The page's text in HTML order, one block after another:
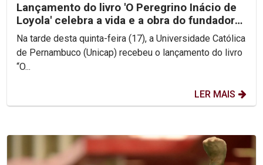
Lançamento do livro 'O Peregrino Inácio de
Loyola' celebra a vida e a obra do fundador
da...
Na tarde desta quinta-feira (17), a Universidade Católica
de Pernambuco (Unicap) recebeu o lançamento do livro
“O...
LER MAIS